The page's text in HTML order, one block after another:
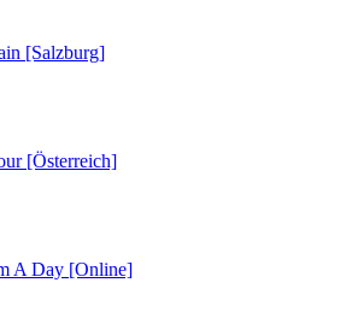
[Salzburg]
[Österreich]
A Day [Online]